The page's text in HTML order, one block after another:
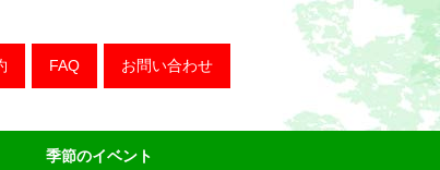
FAQ お問い合わせ
季節のイベント